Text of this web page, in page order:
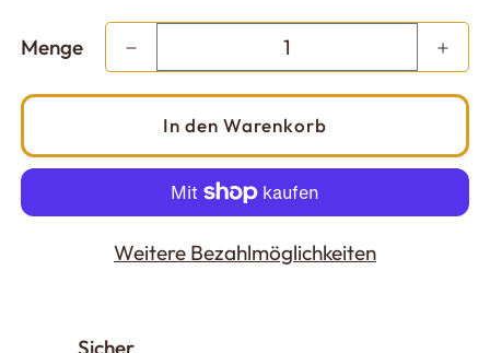
Menge
In den Warenkorb
Weitere Bezahlmöglichkeiten
Sicher